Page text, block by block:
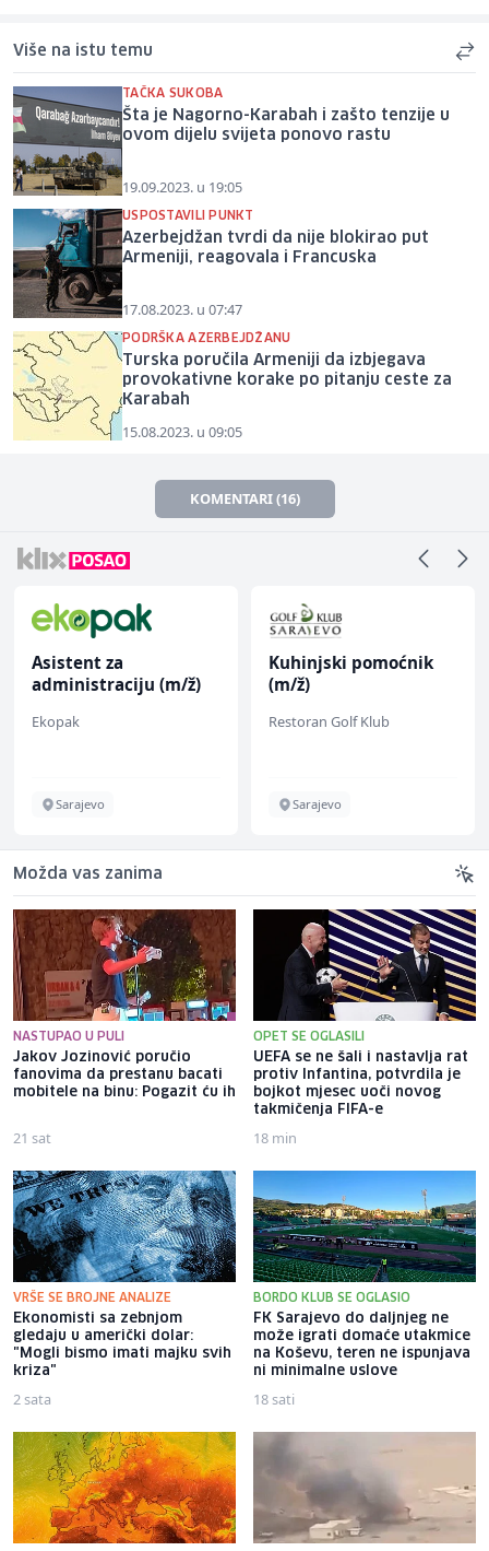
Više na istu temu
TAČKA SUKOBA
Šta je Nagorno-Karabah i zašto tenzije u
ovom dijelu svijeta ponovo rastu
19.09.2023. u 19:05
USPOSTAVILI PUNKT
Azerbejdžan tvrdi da nije blokirao put
Armeniji, reagovala i Francuska
17.08.2023. u 07:47
PODRŠKA AZERBEJDŽANU
Turska poručila Armeniji da izbjegava
provokativne korake po pitanju ceste za
Karabah
15.08.2023. u 09:05
KOMENTARI (16)
Asistent za
administraciju (m/ž)
Ekopak
Sarajevo
Kuhinjski pomoćnik
(m/ž)
Restoran Golf Klub
Sarajevo
Možda vas zanima
NASTUPAO U PULI
Jakov Jozinović poručio
fanovima da prestanu bacati
mobitele na binu: Pogazit ću ih
21 sat
OPET SE OGLASILI
UEFA se ne šali i nastavlja rat
protiv Infantina, potvrdila je
bojkot mjesec uoči novog
takmičenja FIFA-e
18 min
VRŠE SE BROJNE ANALIZE
Ekonomisti sa zebnjom
gledaju u američki dolar:
"Mogli bismo imati majku svih
kriza"
2 sata
BORDO KLUB SE OGLASIO
FK Sarajevo do daljnjeg ne
može igrati domaće utakmice
na Koševu, teren ne ispunjava
ni minimalne uslove
18 sati